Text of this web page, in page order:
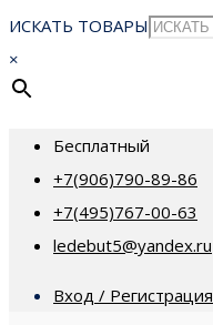
ИСКАТЬ ТОВАРЫ
×
Бесплатный
+7(906)790-89-86
+7(495)767-00-63
ledebut5@yandex.ru
Вход / Регистрация